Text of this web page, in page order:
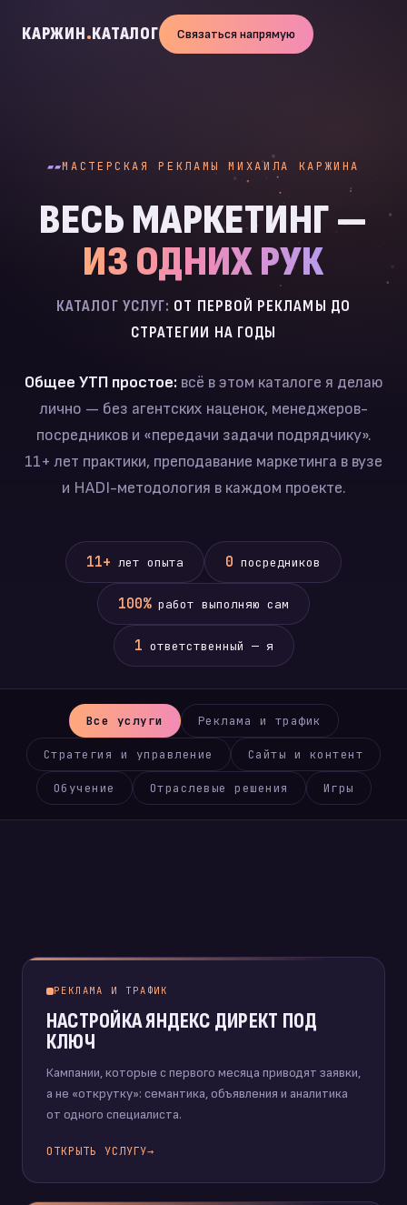
КАРЖИН.КАТАЛОГ Связаться напрямую
МАСТЕРСКАЯ РЕКЛАМЫ МИХАИЛА КАРЖИНА
ВЕСЬ МАРКЕТИНГ —
ИЗ ОДНИХ РУК
КАТАЛОГ УСЛУГ: ОТ ПЕРВОЙ РЕКЛАМЫ ДО
СТРАТЕГИИ НА ГОДЫ
Общее УТП простое:всё в этом каталоге я делаю
лично — без агентских наценок, менеджеров-
посредников и «передачи задачи подрядчику».
11+ лет практики, преподавание маркетинга в вузе
и HADI-методология в каждом проекте.
11+ лет опыта 0 посредников
100%работ выполняю сам
1 ответственный — я
Все услуги Реклама и трафик
Стратегия и управление Сайты и контент
Обучение Отраслевые решения Игры
РЕКЛАМА И ТРАФИК
НАСТРОЙКА ЯНДЕКС ДИРЕКТ ПОД
КЛЮЧ
Кампании, которые с первого месяца приводят заявки,
а не «открутку»: семантика, объявления и аналитика
от одного специалиста.
ОТКРЫТЬ УСЛУГУ→